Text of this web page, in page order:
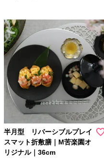
半月型 リバーシブルプレイ
スマット折敷膳｜M苦楽園オ
リジナル｜36cm